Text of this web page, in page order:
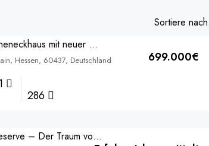
Sortiere nach:
Direkte Feldrandlage – Reiheneckhaus mit neuer Heizung & Parkettboden!
699.000€
Hessen, 60437, Deutschland
286
XXL-Grundstück & Ausbaureserve – Der Traum vom Eigenheim!